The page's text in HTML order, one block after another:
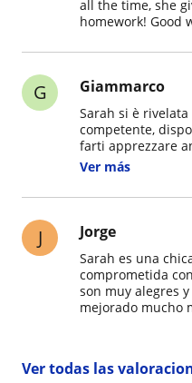
all the time, she
homework! Good
G Giammarco
Sarah si è
competente,
farti apprezzare
più ostici,
Ver más
J Jorge
Sarah es una
comprometida
son muy alegres
mejorado mucho
Ver todas las